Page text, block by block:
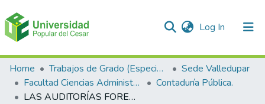
Log In (current)
Communities & Collections
All of DSpace
Home Trabajos de Grado (Especializaciones y Pregrados)
Sede Valledupar
Facultad Ciencias Administrativas Contables y Económicas – Face
Contaduría Pública.
LAS AUDITORÍAS FORENSES COMO HERRAMIENTAS DE FORTALECIMIENTO EN EL SECTOR EMPRESARIAL DEL MUNICIPIO DE VALLEDUPAR, COLOMBIA